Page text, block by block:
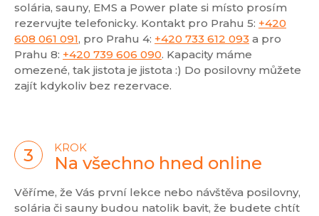
solária, sauny, EMS a Power plate si místo prosím
rezervujte telefonicky. Kontakt pro Prahu 5: +420
608 061 091, pro Prahu 4: +420 733 612 093 a pro
Prahu 8: +420 739 606 090. Kapacity máme
omezené, tak jistota je jistota :) Do posilovny můžete
zajít kdykoliv bez rezervace.
KROK
Na všechno hned online
Věříme, že Vás první lekce nebo návštěva posilovny,
solária či sauny budou natolik bavit, že budete chtít